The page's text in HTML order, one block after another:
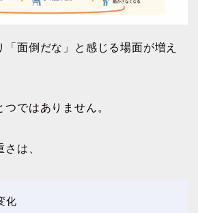
「面倒だな」と感じる場面が増え
ではありません。
は、
化